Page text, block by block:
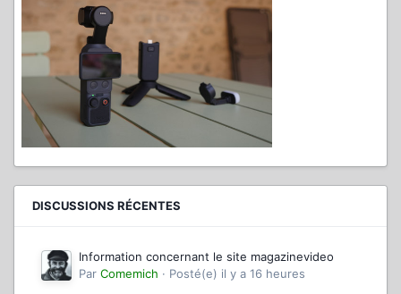
DISCUSSIONS RÉCENTES
Information concernant le site magazinevideo
Par Comemich · Posté(e) il y a 16 heures